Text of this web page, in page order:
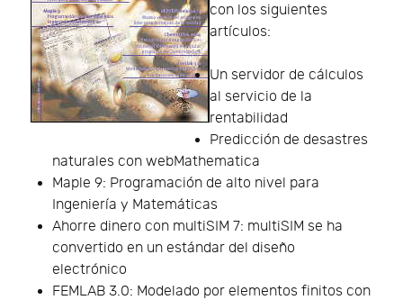
con los siguientes
artículos:
Un servidor de cálculos
al servicio de la
rentabilidad
Predicción de desastres
naturales con webMathematica
Maple 9: Programación de alto nivel para
Ingeniería y Matemáticas
Ahorre dinero con multiSIM 7: multiSIM se ha
convertido en un estándar del diseño
electrónico
FEMLAB 3.0: Modelado por elementos finitos con